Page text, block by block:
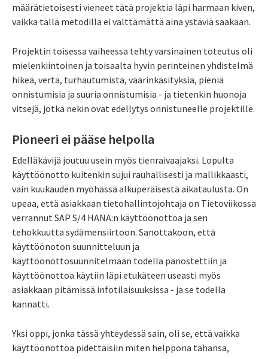
määrätietoisesti vieneet tätä projektia läpi harmaan kiven,
vaikka tällä metodilla ei välttämättä aina ystäviä saakaan.
Projektin toisessa vaiheessa tehty varsinainen toteutus oli
mielenkiintoinen ja toisaalta hyvin perinteinen yhdistelmä
hikeä, verta, turhautumista, väärinkäsityksiä, pieniä
onnistumisia ja suuria onnistumisia - ja tietenkin huonoja
vitsejä, jotka nekin ovat edellytys onnistuneelle projektille.
Pioneeri ei pääse helpolla
Edelläkävijä joutuu usein myös tienraivaajaksi. Lopulta
käyttöönotto kuitenkin sujui rauhallisesti ja mallikkaasti,
vain kuukauden myöhässä alkuperäisestä aikataulusta. On
upeaa, että asiakkaan tietohallintojohtaja on Tietoviikossa
verrannut SAP S/4 HANA:n käyttöönottoa ja sen
tehokkuutta sydämensiirtoon. Sanottakoon, että
käyttöönoton suunnitteluun ja
käyttöönottosuunnitelmaan todella panostettiin ja
käyttöönottoa käytiin läpi etukäteen useasti myös
asiakkaan pitämissä infotilaisuuksissa - ja se todella
kannatti.
Yksi oppi, jonka tässä yhteydessä sain, oli se, että vaikka
käyttöönottoa pidettäisiin miten helppona tahansa,